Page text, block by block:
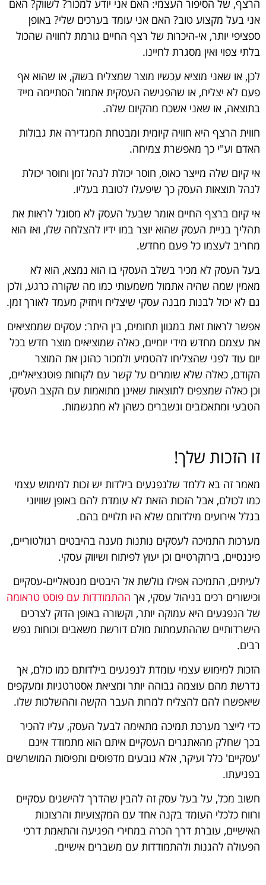
הרצף, של הסיפור העצמי: האם אני יודע למכור? לשווק? האם
אני בעל מקצוע טוב? האם אני עומד בערכים שלי? באופן
ספציפי יותר, אי-היכרות של רצף החיים גורמת לחוויה שהכול
בלתי צפוי ואין מסגרת לחיינו.
לכן, או שאני מוציא עכשיו מוצר שמצליח בשוק, או שהוא אף
פעם לא יצליח, או שהפגישה העסקית אתמול הסתיימה מייד
בתוצאה, או שאני אשכח מהקיום שלה.
חווית הרצף היא חוויה קיומית ומבטחת המגדירה את גבולות
האדם וע"י כך מאפשרת צמיחה.
אי קיום שלה מייצר כאוס, חוסר יכולת לנהל זמן וחוסר יכולת
לנהל תוצאות העסק כך שיפעלו לטובת בעליו.
אי קיום ברצף החיים אומר שבעל העסק לא מסוגל לראות את
תהליך בניית העסק שהוא יוצר במו ידיו להצלחה שלו, ואז הוא
מחריב לעצמו כל פעם מחדש.
בעל העסק לא מכיר בשלב העסקי בו הוא נמצא, הוא לא
מאמין שמה שהיה אתמול משמעותי כמו מה שקורה כרגע, ולכן
גם לא יכול לבנות מבנה עסקי שיצליח ויחזיק מעמד לאורך זמן.
אפשר לראות זאת במגוון תחומים, בין היתר: עסקים שממציאים
את עצמם מחדש מידי יומיים, כאלה שמוציאים מוצר חדש בכל
יום עוד לפני שהצליחו להטמיע ולמכור כהוגן את המוצר
הקודם, כאלה שלא שומרים על קשר עם לקוחות פוטנציאליים,
וכן כאלה שמצפים לתוצאות שאינן מתואמות עם הקצב העסקי
הטבעי ומתאכזבים ונשברים כשהן לא מתגשמות.
זו הזכות שלך!
מאמר זה בא ללמד שלנפגעים בילדות יש זכות למימוש עצמי
כמו לכולם, אבל הזכות הזאת לא עומדת להם באופן שוויוני
בגלל אירועים מילדותם שלא היו תלויים בהם.
מערכות התמיכה לעסקים נותנות מענה בהיבטים רגולטוריים,
פיננסיים, בירוקרטיים וכן יעוץ לפיתוח ושיווק עסקי.
לעיתים, התמיכה אפילו גולשת אל היבטים מנטאליים-עסקיים
וכישורים רכים בניהול עסקי, אך ההתמודדות עם פוסט טראומה
של הנפגעים היא עמוקה יותר, וקשורה באופן הדוק לצרכים
הישרדותיים שההתעמתות מולם דורשת משאבים וכוחות נפש
רבים.
הזכות למימוש עצמי עומדת לנפגעים בילדותם כמו כולם, אך
נדרשת מהם עוצמה גבוהה יותר ומציאת אסטרטגיות ומעקפים
שיאפשרו להם להצליח למרות העבר הקשה וההשלכות שלו.
כדי לייצר מערכת תמיכה מתאימה לבעל העסק, עליו להכיר
בכך שחלק מהאתגרים העסקיים איתם הוא מתמודד אינם
'עסקיים' כלל ועיקר, אלא נובעים מדפוסים ותפיסות המושרשים
בפגיעתו.
חשוב מכל, על בעל עסק זה להבין שהדרך להישגים עסקיים
ורווח כלכלי העומד בקנה אחד עם המקצועיות והרצונות
האישיים, עוברת דרך הכרה במחירי הפגיעה והתאמת דרכי
הפעולה להגנות ולהתמודדות עם משברים אישיים.